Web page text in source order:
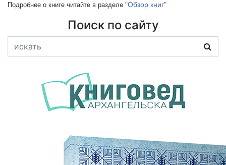
Подробнее о книге читайте в разделе "Обзор книг"
Поиск по сайту